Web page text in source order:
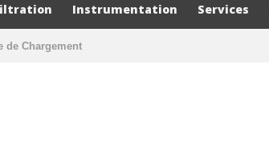
Instrumentation Services
de Chargement